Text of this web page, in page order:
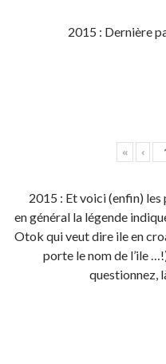
2015 : Dernière
« ‹
2015 : Et voici (enfin)
en général la légende
Otok qui veut dire ile en
porte le nom de l’ile
questionnez,